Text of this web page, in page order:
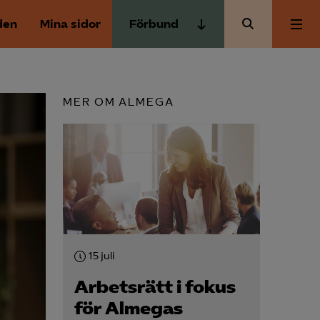
Mina sidor Förbund
Almega Utbildning
Innovations­företagen
Kompetens­företagen
Medie­företagen
Säkerhets­företagen
Aktuellt
Medlemskapet
Mina sidor
MER OM ALMEGA
15 juli
Arbetsrätt i fokus
för Almegas